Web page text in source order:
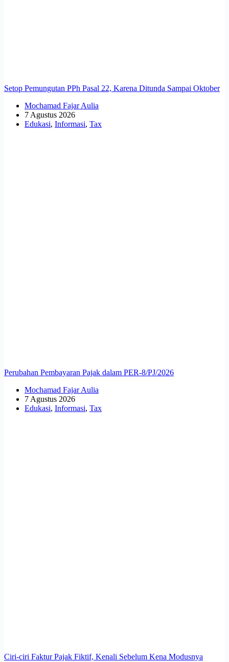
Setop Pemungutan PPh Pasal 22, Karena Ditunda Sampai Oktober
Mochamad Fajar Aulia
7 Agustus 2026
Edukasi, Informasi, Tax
Perubahan Pembayaran Pajak dalam PER-8/PJ/2026
Mochamad Fajar Aulia
7 Agustus 2026
Edukasi, Informasi, Tax
Ciri-ciri Faktur Pajak Fiktif, Kenali Sebelum Kena Modusnya